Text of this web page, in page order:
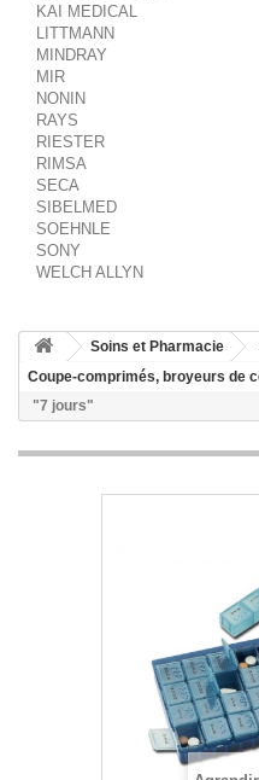
KAI MEDICAL
LITTMANN
MINDRAY
MIR
NONIN
RAYS
RIESTER
RIMSA
SECA
SIBELMED
SOEHNLE
SONY
WELCH ALLYN
Soins et Pharmacie
Coupe-comprimés, broyeurs de
"7 jours"